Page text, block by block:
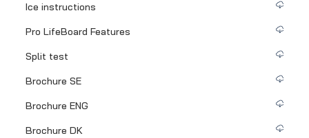
Ice instructions
Pro LifeBoard Features
Split test
Brochure SE
Brochure ENG
Brochure DK